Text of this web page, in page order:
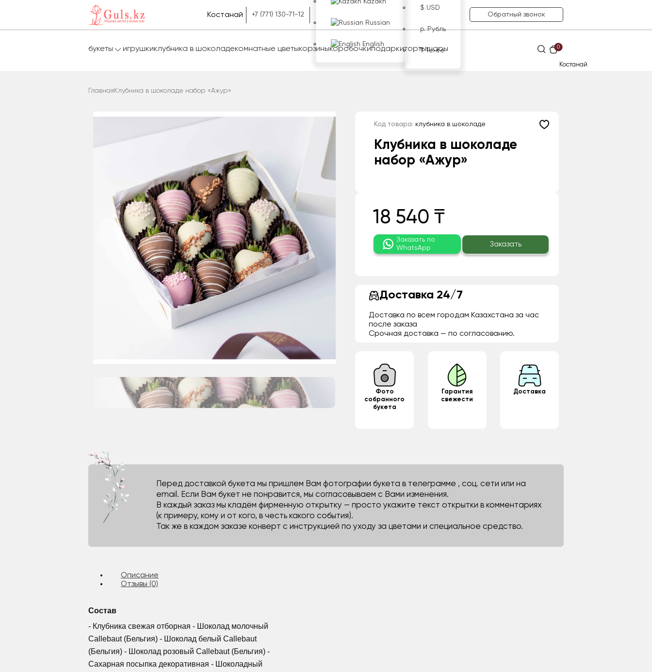
Костанай +7 (771) 130-71-12
Kazakh
Russian
English
$ USD
р. Рубль
₸ Тенге
Обратный звонок
букеты игрушкиклубника в шоколадекомнатные цветыкорзиныкоробочкиподаркитортышары 0
Костанай
Главная Клубника в шоколаде набор «Ажур»
Код товара: клубника в шоколаде
Клубника в шоколаде
набор «Ажур»
18 540 ₸
Заказать по
WhatsApp
Заказать
Доставка 24/7
Доставка по всем городам Казахстана за час
после заказа
Срочная доставка — по согласованию.
Фото
собранного
букета
Гарантия
свежести
Доставка
Перед доставкой букета мы пришлем Вам фотографии букета в телеграмме , соц. сети или на
email. Если Вам букет не понравится, мы согласовываем с Вами изменения.
В каждый заказ мы кладём фирменную открытку — просто укажите текст открытки в комментариях
(к примеру, кому и от кого, в честь какого события).
Так же в каждом заказе конверт с инструкцией по уходу за цветами и специальное средство.
Описание
Отзывы (0)
Состав
- Клубника свежая отборная - Шоколад молочный
Callebaut (Бельгия) - Шоколад белый Callebaut
(Бельгия) - Шоколад розовый Callebaut (Бельгия) -
Сахарная посыпка декоративная - Шоколадный